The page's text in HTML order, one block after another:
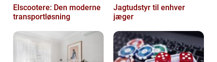
Elscootere: Den moderne
transportløsning
Jagtudstyr til enhver
jæger